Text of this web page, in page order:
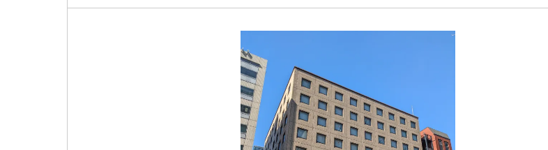
居抜き物件特集
神奈川のクリニックを探す
埼玉のクリニックを探す
その他
地図から探す
無料ダウンロード オフィス移転に関するお役立ちコンテ
アットレジデンス